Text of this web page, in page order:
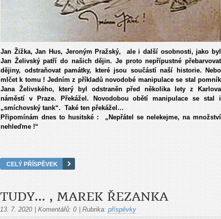
Jan Žižka, Jan Hus, Jeroným Pražský, ale i další osobnosti, jako byl
Jan Želivský patří do našich dějin. Je proto nepřípustné přebarvovat
dějiny, odstraňovat památky, které jsou součástí naší historie. Nebo
mlčet k tomu ! Jedním z příkladů novodobé manipulace se stal pomník
Jana Želivského, který byl odstraněn před několika lety z Karlova
náměstí v Praze. Překážel. Novodobou obětí manipulace se stal i
„smíchovský tank“. Také ten překážel…
Připomínám dnes to husitské : „Nepřátel se nelekejme, na množství
nehleďme !“
CELÝ PŘÍSPĚVEK
TUDY… , MAREK ŘEZANKA
13. 7. 2020 Komentářů: 0 Rubrika: příspěvky